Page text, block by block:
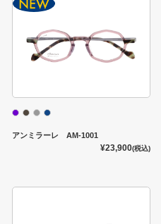
アンミラーレ AM-1001
¥23,900(税込)